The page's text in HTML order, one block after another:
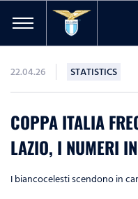
22.04.26 STATISTICS
COPPA ITALIA
LAZIO, I NUMERI
I biancocelesti scendono in